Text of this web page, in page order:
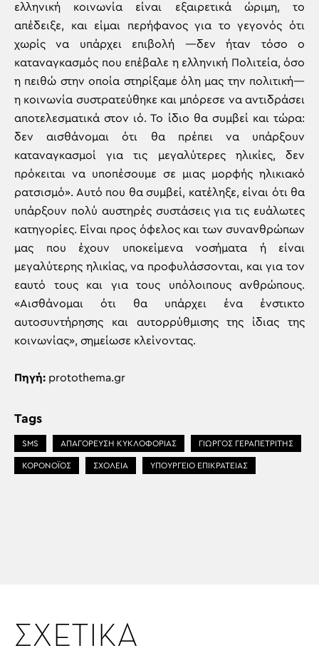
ελληνική κοινωνία είναι εξαιρετικά ώριμη, το
απέδειξε, και είμαι περήφανος για το γεγονός ότι
χωρίς να υπάρχει επιβολή —δεν ήταν τόσο ο
καταναγκασμός που επέβαλε η ελληνική Πολιτεία, όσο
η πειθώ στην οποία στηρίξαμε όλη μας την πολιτική—
η κοινωνία συστρατεύθηκε και μπόρεσε να αντιδράσει
αποτελεσματικά στον ιό. Το ίδιο θα συμβεί και τώρα:
δεν αισθάνομαι ότι θα πρέπει να υπάρξουν
καταναγκασμοί για τις μεγαλύτερες ηλικίες, δεν
πρόκειται να υποπέσουμε σε μιας μορφής ηλικιακό
ρατσισμό». Αυτό που θα συμβεί, κατέληξε, είναι ότι θα
υπάρξουν πολύ αυστηρές συστάσεις για τις ευάλωτες
κατηγορίες. Είναι προς όφελος και των συνανθρώπων
μας που έχουν υποκείμενα νοσήματα ή είναι
μεγαλύτερης ηλικίας, να προφυλάσσονται, και για τον
εαυτό τους και για τους υπόλοιπους ανθρώπους.
«Αισθάνομαι ότι θα υπάρχει ένα ένστικτο
αυτοσυντήρησης και αυτορρύθμισης της ίδιας της
κοινωνίας», σημείωσε κλείνοντας.
Πηγή: protothema.gr
Tags
SMS ΑΠΑΓΟΡΕΥΣΗ ΚΥΚΛΟΦΟΡΙΑΣ ΓΙΩΡΓΟΣ ΓΕΡΑΠΕΤΡΙΤΗΣ
ΚΟΡΟΝΟΪΟΣ ΣΧΟΛΕΙΑ ΥΠΟΥΡΓΕΙΟ ΕΠΙΚΡΑΤΕΙΑΣ
ΣΧΕΤΙΚΑ